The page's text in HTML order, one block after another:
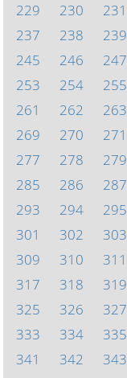
229
230 231
237
238 239
245
246 247
253
254 255
261
262 263
269
270 271
277
278 279
285
286 287
293
294 295
301
302 303
309
310 311
317
318 319
325
326 327
333
334 335
341
342 343